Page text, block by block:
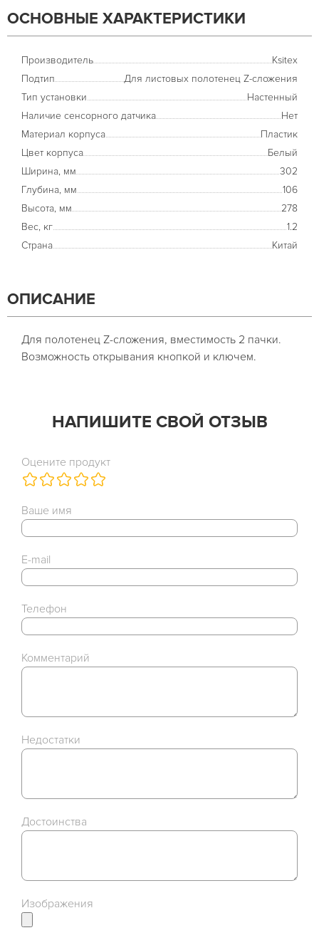
ОСНОВНЫЕ ХАРАКТЕРИСТИКИ
Производитель
Ksitex
Подтип
Для листовых полотенец Z-сложения
Тип установки
Настенный
Наличие сенсорного датчика
Нет
Материал корпуса
Пластик
Цвет корпуса
Белый
Ширина, мм
302
Глубина, мм
106
Высота, мм
278
Вес, кг
1.2
Страна
Китай
ОПИСАНИЕ
Для полотенец Z-сложения, вместимость 2 пачки.
Возможность открывания кнопкой и ключем.
НАПИШИТЕ СВОЙ ОТЗЫВ
Оцените продукт
Ваше имя
E-mail
Телефон
Комментарий
Недостатки
Достоинства
Изображения